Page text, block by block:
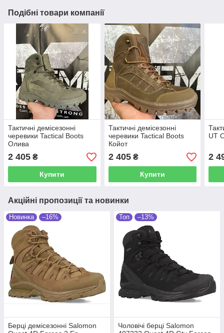
Подібні товари компанії
Тактичні демісезонні
черевики Tactical Boots
Олива
2 405 ₴
Купити
Тактичні демісезонні
черевики Tactical Boots
Койот
2 405₴
Купити
UT
2
Акційні пропозиції та новинки
Новинка –16%
Берці демісезонні Salomon
Топ –13%
Чоловічі берці Salomon